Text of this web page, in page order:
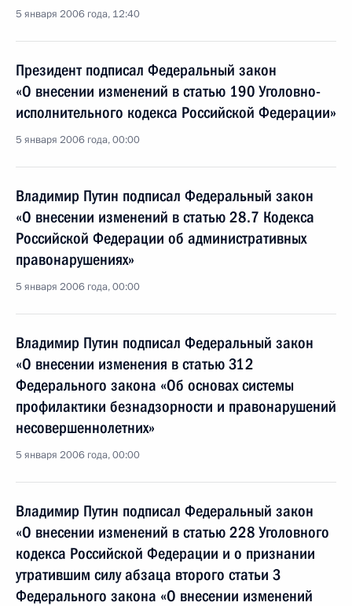
5 января 2006 года, 12:40
Президент подписал Федеральный закон
«О внесении изменений в статью 190 Уголовно-
исполнительного кодекса Российской Федерации»
5 января 2006 года, 00:00
Владимир Путин подписал Федеральный закон
«О внесении изменений в статью 28.7 Кодекса
Российской Федерации об административных
правонарушениях»
5 января 2006 года, 00:00
Владимир Путин подписал Федеральный закон
«О внесении изменения в статью 312
Федерального закона «Об основах системы
профилактики безнадзорности и правонарушений
несовершеннолетних»
5 января 2006 года, 00:00
Владимир Путин подписал Федеральный закон
«О внесении изменений в статью 228 Уголовного
кодекса Российской Федерации и о признании
утратившим силу абзаца второго статьи 3
Федерального закона «О внесении изменений